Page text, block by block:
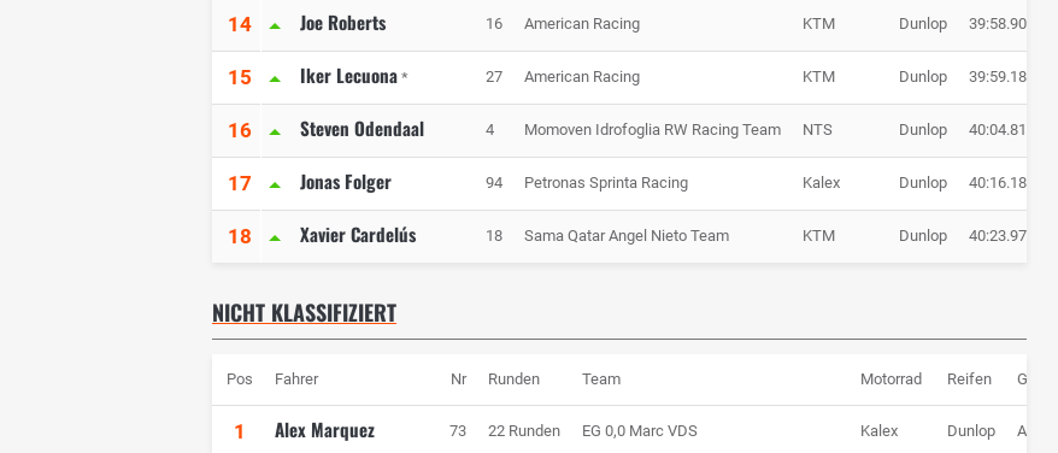
14 Joe Roberts 16 American Racing KTM Dunlop 39:58.901
15 Iker Lecuona * 27 American Racing KTM Dunlop 39:59.185
16 Steven Odendaal 4 Momoven Idrofoglia RW Racing Team NTS Dunlop 40:04.813
17 Jonas Folger 94 Petronas Sprinta Racing Kalex Dunlop 40:16.184
18 Xavier Cardelús 18 Sama Qatar Angel Nieto Team KTM Dunlop 40:23.979
NICHT KLASSIFIZIERT
Pos Fahrer Nr Runden Team Motorrad Reifen Grund
1 Alex Marquez 73 22 Runden EG 0,0 Marc VDS Kalex Dunlop Ausfall